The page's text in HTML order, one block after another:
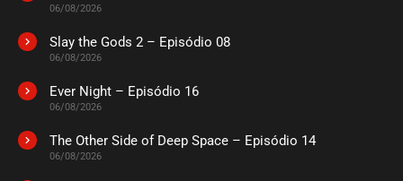
06/08/2026
Slay the Gods 2 – Episódio 08
06/08/2026
Ever Night – Episódio 16
06/08/2026
The Other Side of Deep Space – Episódio 14
06/08/2026